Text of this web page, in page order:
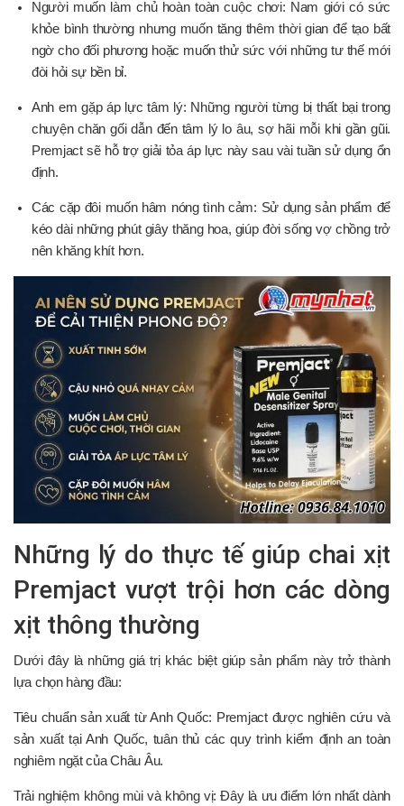
Người muốn làm chủ hoàn toàn cuộc chơi: Nam giới có sức
khỏe bình thường nhưng muốn tăng thêm thời gian để tạo bất
ngờ cho đối phương hoặc muốn thử sức với những tư thế mới
đòi hỏi sự bền bỉ.
Anh em gặp áp lực tâm lý: Những người từng bị thất bại trong
chuyện chăn gối dẫn đến tâm lý lo âu, sợ hãi mỗi khi gần gũi.
Premjact sẽ hỗ trợ giải tỏa áp lực này sau vài tuần sử dụng ổn
định.
Các cặp đôi muốn hâm nóng tình cảm: Sử dụng sản phẩm để
kéo dài những phút giây thăng hoa, giúp đời sống vợ chồng trở
nên khăng khít hơn.
Những lý do thực tế giúp chai xịt
Premjact vượt trội hơn các dòng
xịt thông thường
Dưới đây là những giá trị khác biệt giúp sản phẩm này trở thành
lựa chọn hàng đầu:
Tiêu chuẩn sản xuất từ Anh Quốc: Premjact được nghiên cứu và
sản xuất tại Anh Quốc, tuân thủ các quy trình kiểm định an toàn
nghiêm ngặt của Châu Âu.
Trải nghiệm không mùi và không vị: Đây là ưu điểm lớn nhất dành